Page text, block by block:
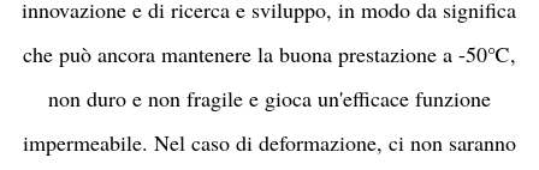
innovazione e di ricerca e sviluppo, in modo da significa
che può ancora mantenere la buona prestazione a -50℃,
non duro e non fragile e gioca un'efficace funzione
impermeabile. Nel caso di deformazione, ci non saranno